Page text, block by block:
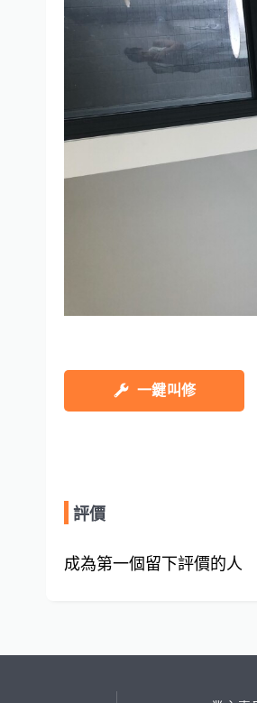
一鍵叫修
評價
成為第一個留下評價的人